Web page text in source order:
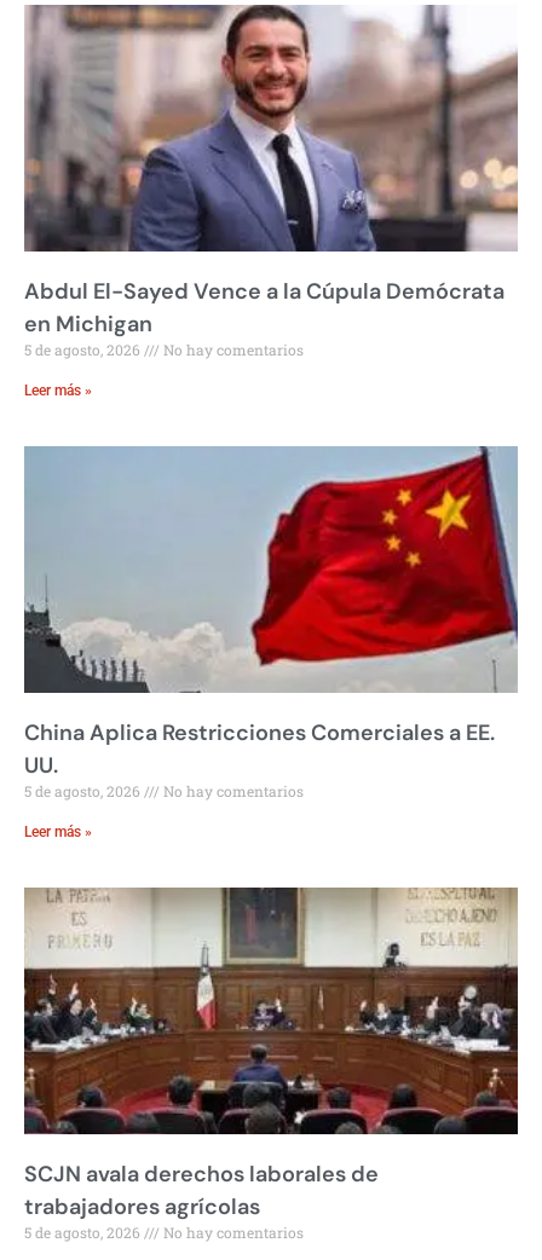
Abdul El-Sayed Vence a la Cúpula Demócrata
en Michigan
5 de agosto, 2026 No hay comentarios
Leer más »
China Aplica Restricciones Comerciales a EE.
UU.
5 de agosto, 2026 No hay comentarios
Leer más »
SCJN avala derechos laborales de
trabajadores agrícolas
5 de agosto, 2026 No hay comentarios